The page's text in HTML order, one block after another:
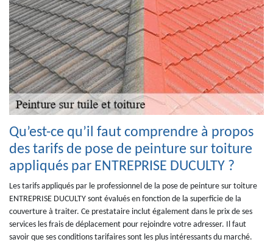
Qu’est-ce qu’il faut comprendre à propos
des tarifs de pose de peinture sur toiture
appliqués par ENTREPRISE DUCULTY ?
Les tarifs appliqués par le professionnel de la pose de peinture sur toiture
ENTREPRISE DUCULTY sont évalués en fonction de la superficie de la
couverture à traiter. Ce prestataire inclut également dans le prix de ses
services les frais de déplacement pour rejoindre votre adresser. Il faut
savoir que ses conditions tarifaires sont les plus intéressants du marché.